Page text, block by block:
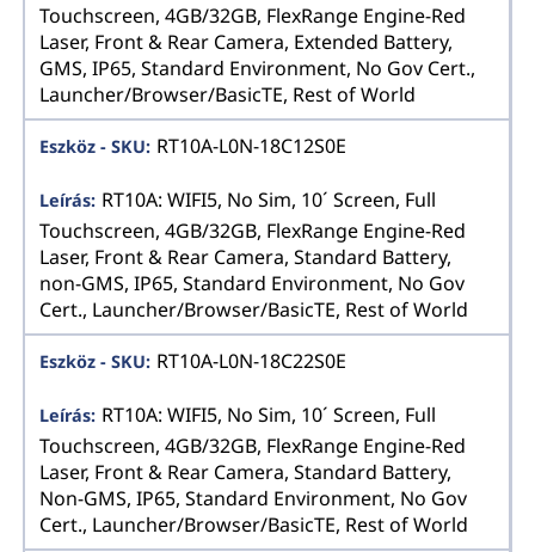
Touchscreen, 4GB/32GB, FlexRange Engine-Red
Laser, Front & Rear Camera, Extended Battery,
GMS, IP65, Standard Environment, No Gov Cert.,
Launcher/Browser/BasicTE, Rest of World
RT10A-L0N-18C12S0E
RT10A: WIFI5, No Sim, 10´ Screen, Full
Touchscreen, 4GB/32GB, FlexRange Engine-Red
Laser, Front & Rear Camera, Standard Battery,
non-GMS, IP65, Standard Environment, No Gov
Cert., Launcher/Browser/BasicTE, Rest of World
RT10A-L0N-18C22S0E
RT10A: WIFI5, No Sim, 10´ Screen, Full
Touchscreen, 4GB/32GB, FlexRange Engine-Red
Laser, Front & Rear Camera, Standard Battery,
Non-GMS, IP65, Standard Environment, No Gov
Cert., Launcher/Browser/BasicTE, Rest of World